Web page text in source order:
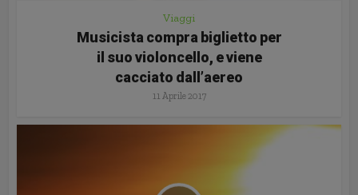
Viaggi
Musicista compra biglietto per
il suo violoncello, e viene
cacciato dall’aereo
11 Aprile 2017